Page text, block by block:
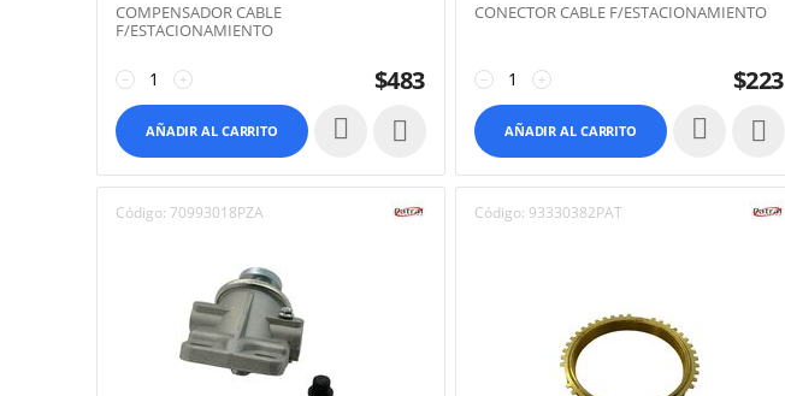
COMPENSADOR CABLE
F/ESTACIONAMIENTO
+
− $483
AÑADIR AL CARRITO 
CONECTOR CABLE F/ESTACIONAMIENTO
+
− $223
AÑADIR AL CARRITO 
Código: 70993018PZA Código: 93330382PAT